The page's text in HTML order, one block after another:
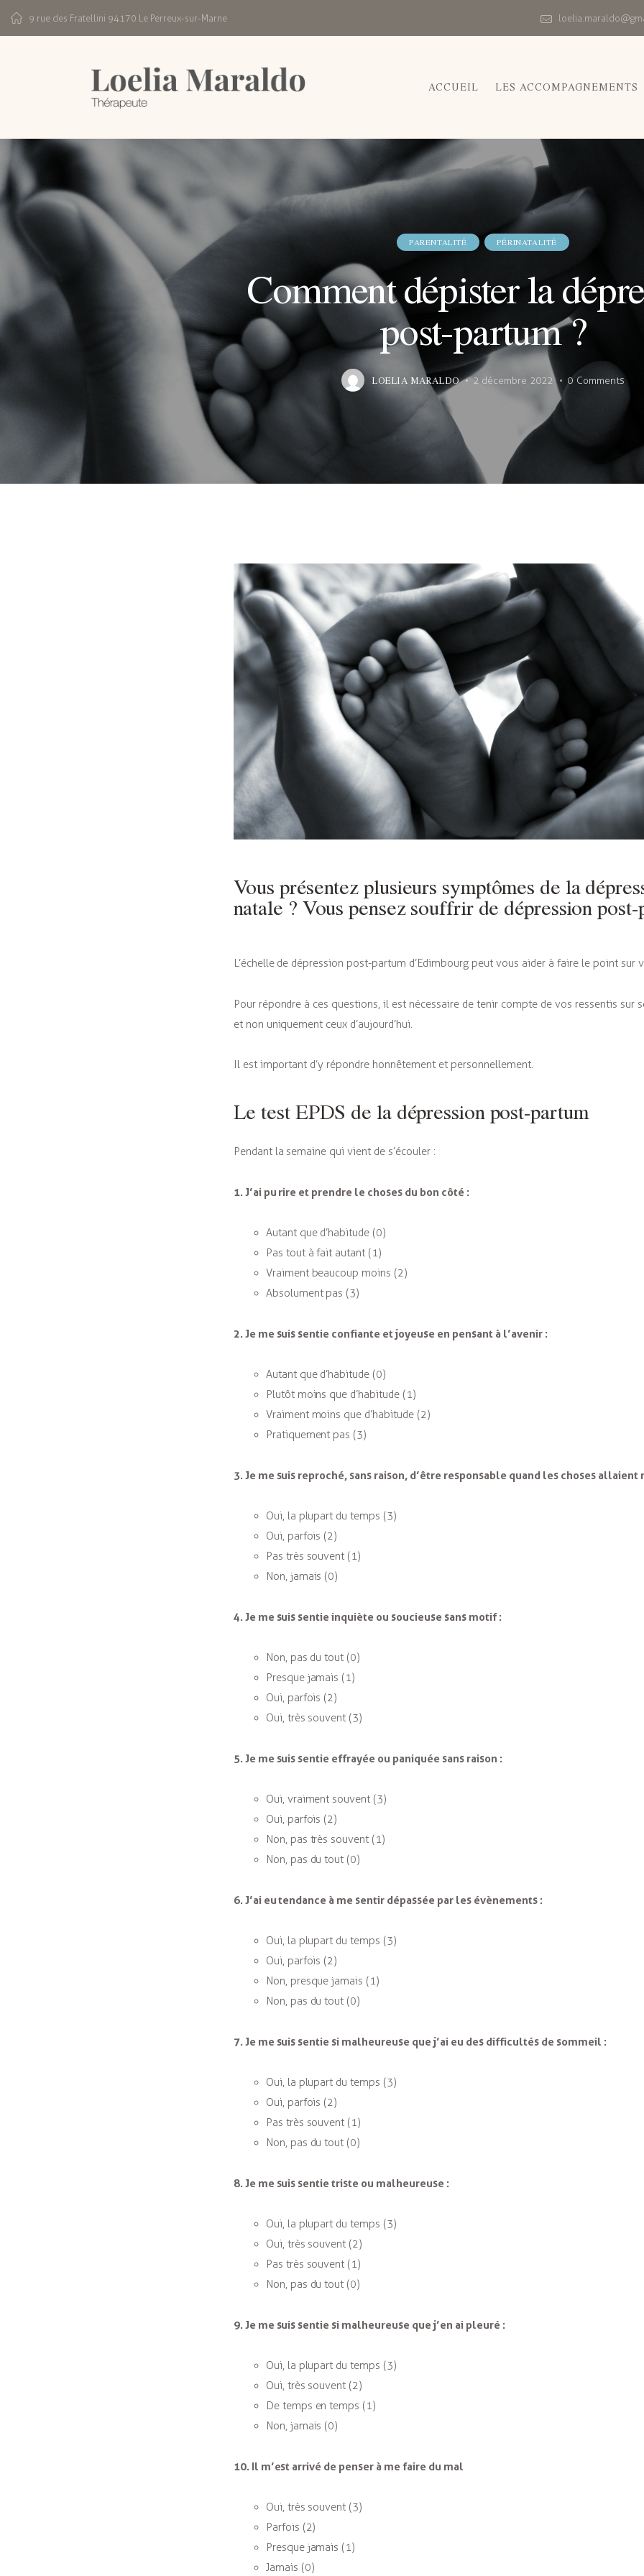
9 rue des Fratellini 94170 Le Perreux-sur-Marne
ACCUEIL LES ACCOMPAGNEMENTS
PARENTALITÉ PÉRINATALITÉ
Comment dépister la
post-partum ?
LOELIA MARALDO 2 décembre 2022 0 Comments
Vous présentez plusieurs symptômes de la
natale ? Vous pensez souffrir de dépression post-
L’échelle de dépression post-partum d’Edimbourg peut vous aider à faire le point sur
Pour répondre à ces questions, il est nécessaire de tenir compte de vos ressentis sur
et non uniquement ceux d’aujourd’hui.
Il est important d’y répondre honnêtement et personnellement.
Le test EPDS de la dépression post-partum
Pendant la semaine qui vient de s’écouler :
1. J’ai pu rire et prendre le choses du bon côté :
Autant que d’habitude (0)
Pas tout à fait autant (1)
Vraiment beaucoup moins (2)
Absolument pas (3)
2. Je me suis sentie confiante et joyeuse en pensant à l’avenir :
Autant que d’habitude (0)
Plutôt moins que d’habitude (1)
Vraiment moins que d’habitude (2)
Pratiquement pas (3)
3. Je me suis reproché, sans raison, d’être responsable quand les choses allaient
Oui, la plupart du temps (3)
Oui, parfois (2)
Pas très souvent (1)
Non, jamais (0)
4. Je me suis sentie inquiète ou soucieuse sans motif :
Non, pas du tout (0)
Presque jamais (1)
Oui, parfois (2)
Oui, très souvent (3)
5. Je me suis sentie effrayée ou paniquée sans raison :
Oui, vraiment souvent (3)
Oui, parfois (2)
Non, pas très souvent (1)
Non, pas du tout (0)
6. J’ai eu tendance à me sentir dépassée par les évènements :
Oui, la plupart du temps (3)
Oui, parfois (2)
Non, presque jamais (1)
Non, pas du tout (0)
7. Je me suis sentie si malheureuse que j’ai eu des difficultés de sommeil :
Oui, la plupart du temps (3)
Oui, parfois (2)
Pas très souvent (1)
Non, pas du tout (0)
8. Je me suis sentie triste ou malheureuse :
Oui, la plupart du temps (3)
Oui, très souvent (2)
Pas très souvent (1)
Non, pas du tout (0)
9. Je me suis sentie si malheureuse que j’en ai pleuré :
Oui, la plupart du temps (3)
Oui, très souvent (2)
De temps en temps (1)
Non, jamais (0)
10. Il m’est arrivé de penser à me faire du mal
Oui, très souvent (3)
Parfois (2)
Presque jamais (1)
Jamais (0)